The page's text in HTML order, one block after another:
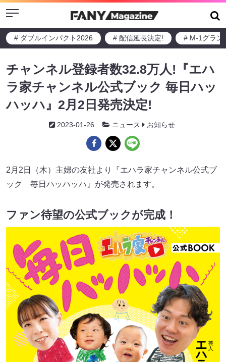
Menu
# ダブルインパクト2026 # 配信延長決定! # M-1グラン
チャンネル登録者数32.8万人!『エハ
ラ家チャンネル公式ブック 毎日ハッ
ハッハ』2月2日発売決定!
2023-01-26 ニュース お知らせ
2月2日（木）主婦の友社より『エハラ家チャンネル公式ブ
ック 毎日ハッハッハ』が発売されます。
ファン待望の公式ブックが完成！